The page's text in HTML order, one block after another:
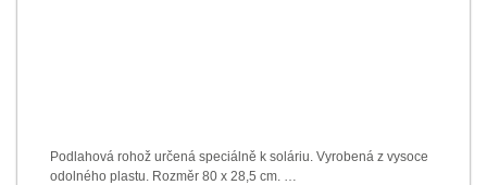
Podlahová rohož určená speciálně k soláriu. Vyrobená z vysoce
odolného plastu. Rozměr 80 x 28,5 cm. …